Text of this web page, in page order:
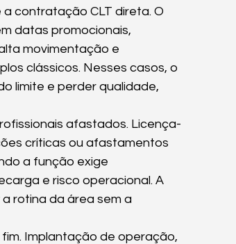
contratação CLT direta. O
datas promocionais,
movimentação e
clássicos. Nesses casos, o
limite e perder qualidade,
afastados. Licença-
críticas ou afastamentos
a função exige
e risco operacional. A
rotina da área sem a
Implantação de operação,